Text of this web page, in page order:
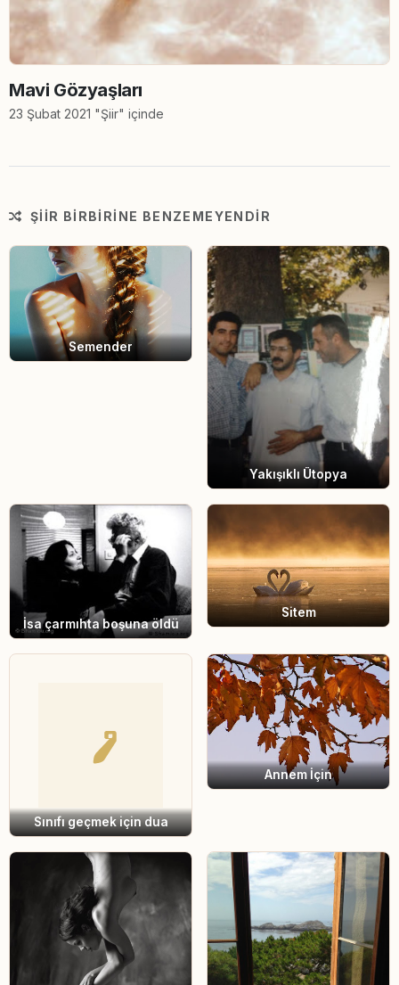
Mavi Gözyaşları
23 Şubat 2021 "Şiir" içinde
ŞIIR BIRBIRINE BENZEMEYENDIR
Semender
Yakışıklı Ütopya
İsa çarmıhta boşuna öldü
Sitem
Sınıfı geçmek için dua
Annem İçin